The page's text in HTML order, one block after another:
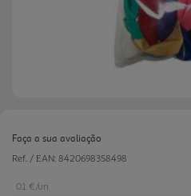
Faça a sua avaliação
Ref. / EAN: 8420698358498
0.1 €/un